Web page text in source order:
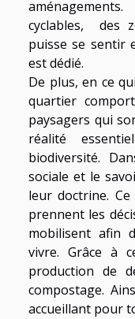
cyclables, des
puisse se sentir
est dédié.
De plus, en ce
quartier
paysagers qui
réalité
biodiversité.
sociale et le
leur doctrine.
prennent les
mobilisent afin
vivre. Grâce à
production de
compostage.
accueillant pour